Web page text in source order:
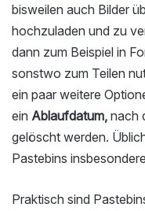
bisweilen auch Bilder
hochzuladen und zu
dann zum Beispiel in
sonstwo zum Teilen
ein paar weitere
ein Ablaufdatum, nach
gelöscht werden.
Pastebins
Praktisch sind